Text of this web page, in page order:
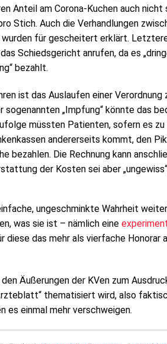
Anteil am Corona-Kuchen auch
Stich. Auch die Verhandlungen
wurden für gescheitert erklärt.
Schiedsgericht anrufen, da es
bezahlt.
ist das Auslaufen einer Verordnung
sogenannten „Impfung“ könnte das
müssten Patienten, sofern es
andererseits kommt, den
bezahlen. Die Rechnung kann
der Kosten sei aber
ungeschminkte Wahrheit
was sie ist – nämlich eine
diese das mehr als vierfache
Äußerungen der KVen zum
thematisiert wird, also
es einmal mehr verschweigen.